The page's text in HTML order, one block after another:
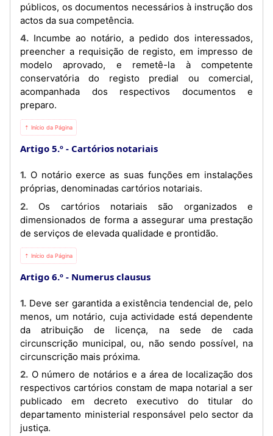
públicos, os documentos necessários à instrução dos
actos da sua competência.
4. Incumbe ao notário, a pedido dos interessados,
preencher a requisição de registo, em impresso de
modelo aprovado, e remetê-la à competente
conservatória do registo predial ou comercial,
acompanhada dos respectivos documentos e
preparo.
⇡ Início da Página
Artigo 5.º Cartórios notariais
1. O notário exerce as suas funções em instalações
próprias, denominadas cartórios notariais.
2. Os cartórios notariais são organizados e
dimensionados de forma a assegurar uma prestação
de serviços de elevada qualidade e prontidão.
⇡ Início da Página
Artigo 6.º Numerus clausus
1. Deve ser garantida a existência tendencial de, pelo
menos, um notário, cuja actividade está dependente
da atribuição de licença, na sede de cada
circunscrição municipal, ou, não sendo possível, na
circunscrição mais próxima.
2. O número de notários e a área de localização dos
respectivos cartórios constam de mapa notarial a ser
publicado em decreto executivo do titular do
departamento ministerial responsável pelo sector da
justiça.